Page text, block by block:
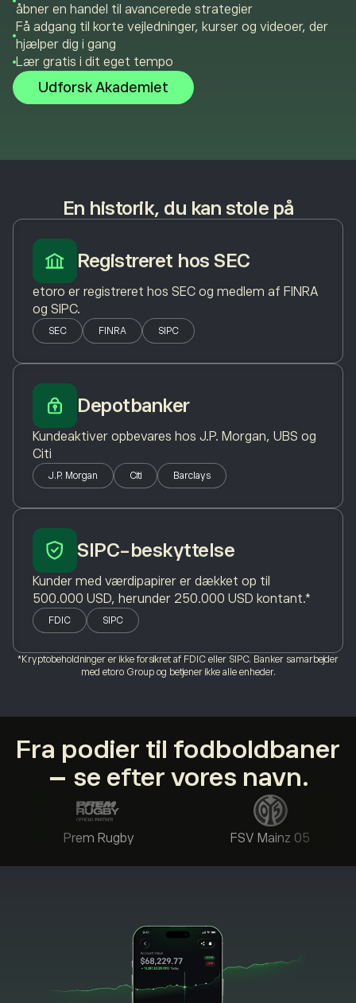
åbner en handel til avancerede strategier
Få adgang til korte vejledninger, kurser og videoer, der
hjælper dig i gang
Lær gratis i dit eget tempo
Udforsk Akademiet
En historik, du kan stole på
Registreret hos SEC
etoro er registreret hos SEC og medlem af FINRA
og SIPC.
SEC FINRA SIPC
Depotbanker
Kundeaktiver opbevares hos J.P. Morgan, UBS og
Citi
J.P. Morgan Citi Barclays
SIPC-beskyttelse
Kunder med værdipapirer er dækket op til
500.000 USD, herunder 250.000 USD kontant.*
FDIC SIPC
*Kryptobeholdninger er ikke forsikret af FDIC eller SIPC. Banker samarbejder
med etoro Group og betjener ikke alle enheder.
Fra podier til fodboldbaner
– se efter vores navn.
Prem Rugby FSV Mainz 05